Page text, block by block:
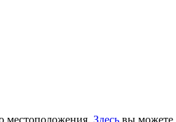
местоположения. Здесь вы можете